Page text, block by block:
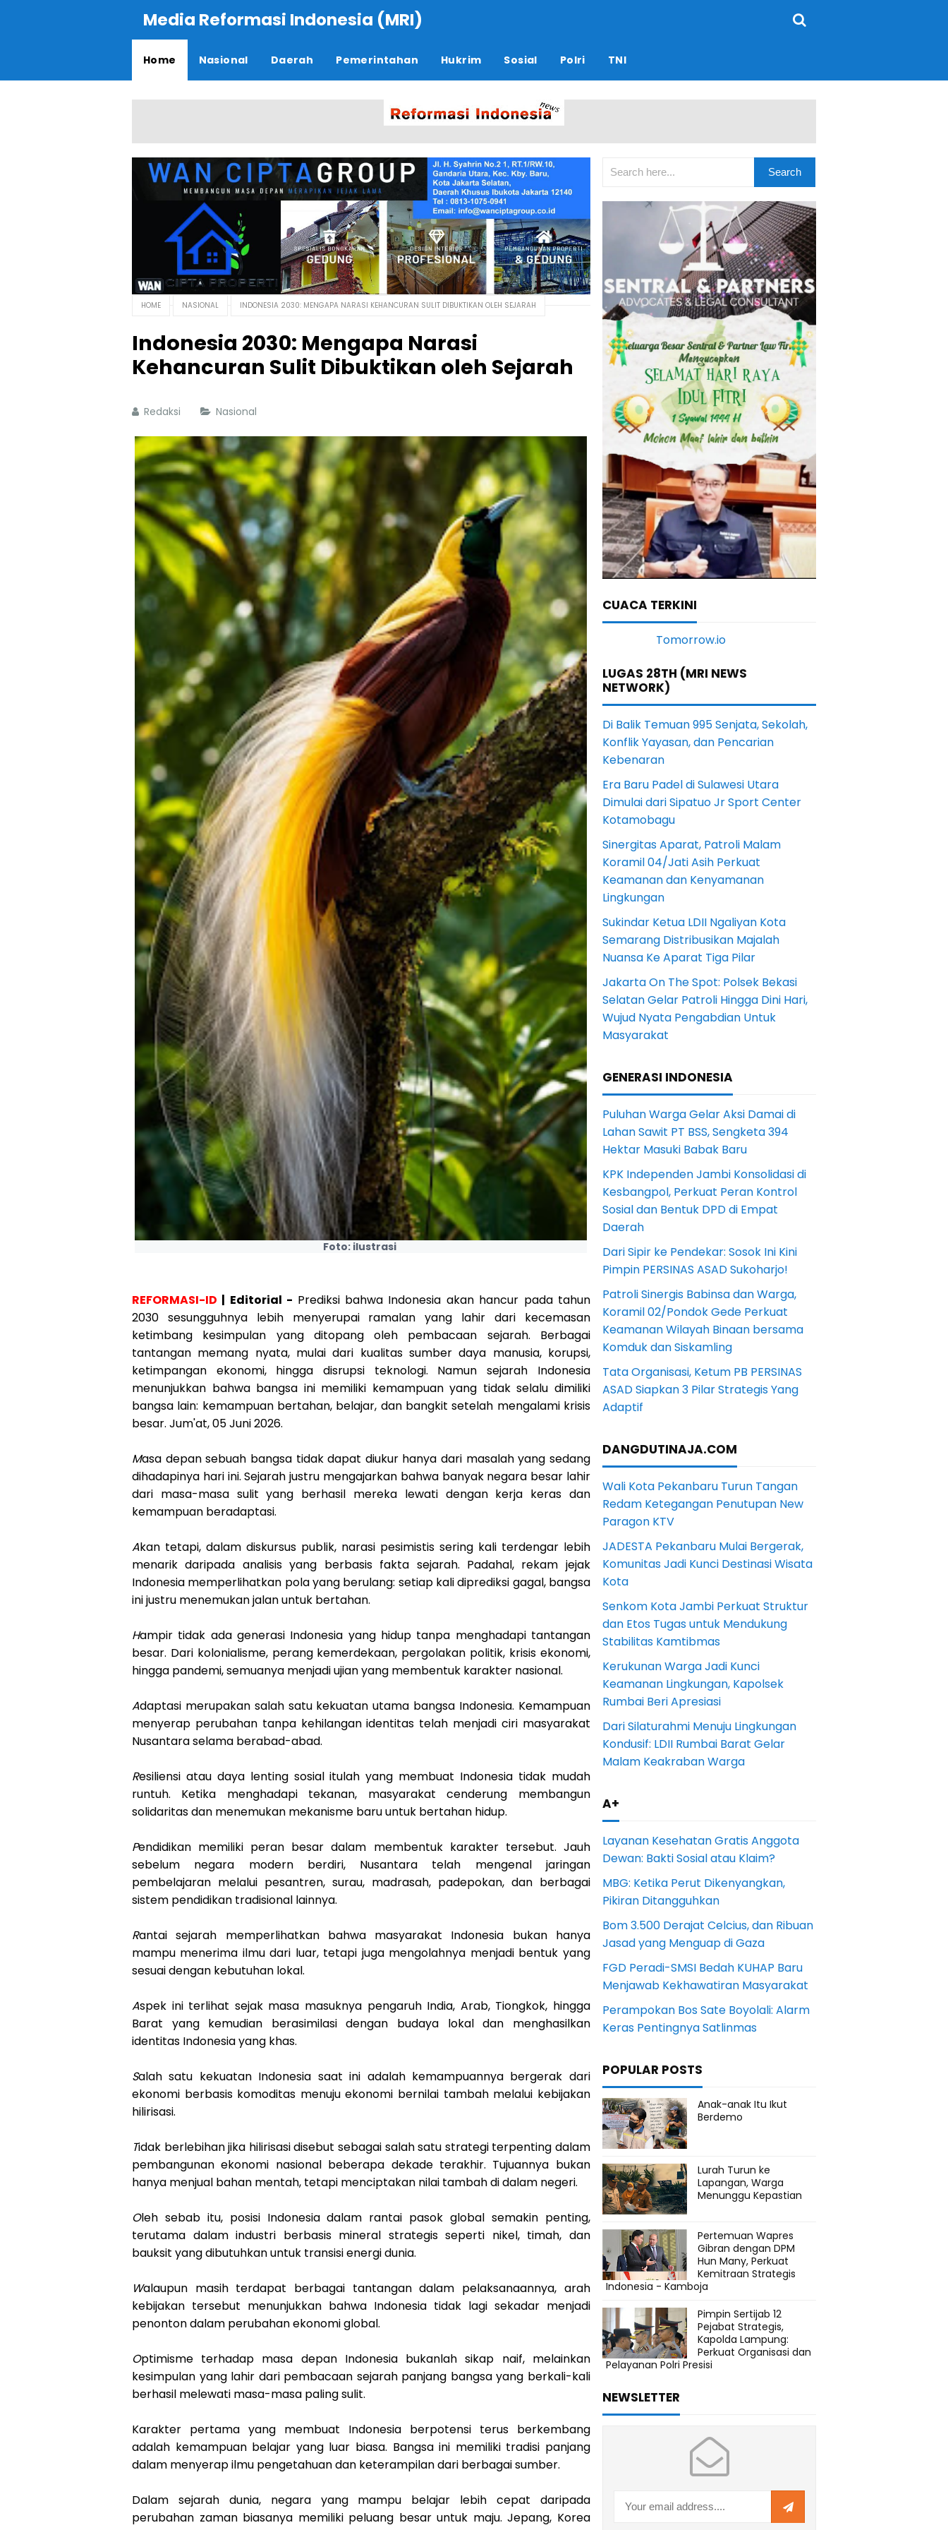
Media Reformasi Indonesia (MRI)
Home Nasional Daerah Pemerintahan Hukrim Sosial Polri TNI
HOME NASIONAL INDONESIA 2030: MENGAPA NARASI KEHANCURAN SULIT DIBUKTIKAN OLEH SEJARAH
Indonesia 2030: Mengapa Narasi
Kehancuran Sulit Dibuktikan oleh Sejarah
Redaksi Nasional
Foto: ilustrasi
REFORMASI-ID | Editorial - Prediksi bahwa Indonesia akan hancur pada tahun
2030 sesungguhnya lebih menyerupai ramalan yang lahir dari kecemasan
ketimbang kesimpulan yang ditopang oleh pembacaan sejarah. Berbagai
tantangan memang nyata, mulai dari kualitas sumber daya manusia, korupsi,
ketimpangan ekonomi, hingga disrupsi teknologi. Namun sejarah Indonesia
menunjukkan bahwa bangsa ini memiliki kemampuan yang tidak selalu dimiliki
bangsa lain: kemampuan bertahan, belajar, dan bangkit setelah mengalami krisis
besar. Jum'at, 05 Juni 2026.
Masa depan sebuah bangsa tidak dapat diukur hanya dari masalah yang sedang
dihadapinya hari ini. Sejarah justru mengajarkan bahwa banyak negara besar lahir
dari masa-masa sulit yang berhasil mereka lewati dengan kerja keras dan
kemampuan beradaptasi.
Akan tetapi, dalam diskursus publik, narasi pesimistis sering kali terdengar lebih
menarik daripada analisis yang berbasis fakta sejarah. Padahal, rekam jejak
Indonesia memperlihatkan pola yang berulang: setiap kali diprediksi gagal, bangsa
ini justru menemukan jalan untuk bertahan.
Hampir tidak ada generasi Indonesia yang hidup tanpa menghadapi tantangan
besar. Dari kolonialisme, perang kemerdekaan, pergolakan politik, krisis ekonomi,
hingga pandemi, semuanya menjadi ujian yang membentuk karakter nasional.
Adaptasi merupakan salah satu kekuatan utama bangsa Indonesia. Kemampuan
menyerap perubahan tanpa kehilangan identitas telah menjadi ciri masyarakat
Nusantara selama berabad-abad.
Resiliensi atau daya lenting sosial itulah yang membuat Indonesia tidak mudah
runtuh. Ketika menghadapi tekanan, masyarakat cenderung membangun
solidaritas dan menemukan mekanisme baru untuk bertahan hidup.
Pendidikan memiliki peran besar dalam membentuk karakter tersebut. Jauh
sebelum negara modern berdiri, Nusantara telah mengenal jaringan
pembelajaran melalui pesantren, surau, madrasah, padepokan, dan berbagai
sistem pendidikan tradisional lainnya.
Rantai sejarah memperlihatkan bahwa masyarakat Indonesia bukan hanya
mampu menerima ilmu dari luar, tetapi juga mengolahnya menjadi bentuk yang
sesuai dengan kebutuhan lokal.
Aspek ini terlihat sejak masa masuknya pengaruh India, Arab, Tiongkok, hingga
Barat yang kemudian berasimilasi dengan budaya lokal dan menghasilkan
identitas Indonesia yang khas.
Salah satu kekuatan Indonesia saat ini adalah kemampuannya bergerak dari
ekonomi berbasis komoditas menuju ekonomi bernilai tambah melalui kebijakan
hilirisasi.
Tidak berlebihan jika hilirisasi disebut sebagai salah satu strategi terpenting dalam
pembangunan ekonomi nasional beberapa dekade terakhir. Tujuannya bukan
hanya menjual bahan mentah, tetapi menciptakan nilai tambah di dalam negeri.
Oleh sebab itu, posisi Indonesia dalam rantai pasok global semakin penting,
terutama dalam industri berbasis mineral strategis seperti nikel, timah, dan
bauksit yang dibutuhkan untuk transisi energi dunia.
Walaupun masih terdapat berbagai tantangan dalam pelaksanaannya, arah
kebijakan tersebut menunjukkan bahwa Indonesia tidak lagi sekadar menjadi
penonton dalam perubahan ekonomi global.
Optimisme terhadap masa depan Indonesia bukanlah sikap naif, melainkan
kesimpulan yang lahir dari pembacaan sejarah panjang bangsa yang berkali-kali
berhasil melewati masa-masa paling sulit.
Karakter pertama yang membuat Indonesia berpotensi terus berkembang
adalah kemampuan belajar yang luar biasa. Bangsa ini memiliki tradisi panjang
dalam menyerap ilmu pengetahuan dan keterampilan dari berbagai sumber.
Dalam sejarah dunia, negara yang mampu belajar lebih cepat daripada
perubahan zaman biasanya memiliki peluang besar untuk maju. Jepang, Korea
CUACA TERKINI
LUGAS 28TH (MRI NEWS
NETWORK)
Di Balik Temuan 995 Senjata, Sekolah,
Konflik Yayasan, dan Pencarian
Kebenaran
Era Baru Padel di Sulawesi Utara
Dimulai dari Sipatuo Jr Sport Center
Kotamobagu
Sinergitas Aparat, Patroli Malam
Koramil 04/Jati Asih Perkuat
Keamanan dan Kenyamanan
Lingkungan
Sukindar Ketua LDII Ngaliyan Kota
Semarang Distribusikan Majalah
Nuansa Ke Aparat Tiga Pilar
Jakarta On The Spot: Polsek Bekasi
Selatan Gelar Patroli Hingga Dini Hari,
Wujud Nyata Pengabdian Untuk
Masyarakat
GENERASI INDONESIA
Puluhan Warga Gelar Aksi Damai di
Lahan Sawit PT BSS, Sengketa 394
Hektar Masuki Babak Baru
KPK Independen Jambi Konsolidasi di
Kesbangpol, Perkuat Peran Kontrol
Sosial dan Bentuk DPD di Empat
Daerah
Dari Sipir ke Pendekar: Sosok Ini Kini
Pimpin PERSINAS ASAD Sukoharjo!
Patroli Sinergis Babinsa dan Warga,
Koramil 02/Pondok Gede Perkuat
Keamanan Wilayah Binaan bersama
Komduk dan Siskamling
Tata Organisasi, Ketum PB PERSINAS
ASAD Siapkan 3 Pilar Strategis Yang
Adaptif
DANGDUTINAJA.COM
Wali Kota Pekanbaru Turun Tangan
Redam Ketegangan Penutupan New
Paragon KTV
JADESTA Pekanbaru Mulai Bergerak,
Komunitas Jadi Kunci Destinasi Wisata
Kota
Senkom Kota Jambi Perkuat Struktur
dan Etos Tugas untuk Mendukung
Stabilitas Kamtibmas
Kerukunan Warga Jadi Kunci
Keamanan Lingkungan, Kapolsek
Rumbai Beri Apresiasi
Dari Silaturahmi Menuju Lingkungan
Kondusif: LDII Rumbai Barat Gelar
Malam Keakraban Warga
A+
Layanan Kesehatan Gratis Anggota
Dewan: Bakti Sosial atau Klaim?
MBG: Ketika Perut Dikenyangkan,
Pikiran Ditangguhkan
Bom 3.500 Derajat Celcius, dan Ribuan
Jasad yang Menguap di Gaza
FGD Peradi-SMSI Bedah KUHAP Baru
Menjawab Kekhawatiran Masyarakat
Perampokan Bos Sate Boyolali: Alarm
Keras Pentingnya Satlinmas
POPULAR POSTS
Anak-anak Itu Ikut
Berdemo
Lurah Turun ke
Lapangan, Warga
Menunggu Kepastian
Pertemuan Wapres
Gibran dengan DPM
Hun Many, Perkuat
Kemitraan Strategis
Indonesia - Kamboja
Pimpin Sertijab 12
Pejabat Strategis,
Kapolda Lampung:
Perkuat Organisasi dan
Pelayanan Polri Presisi
NEWSLETTER